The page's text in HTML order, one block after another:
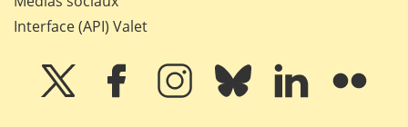
Interface (API) Valet